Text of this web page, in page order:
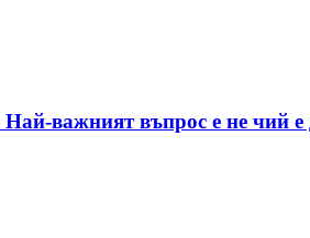
важният въпрос е не чий е